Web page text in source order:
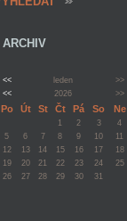
ARCHIV
<< leden
>>
<<
2026 >>
Po Út St Čt Pá So Ne
1 2 3
4
5
6 7 8 9 10
11
12
13 14 15 16 17
18
19
20 21 22 23 24
25
26
27 28 29 30 31